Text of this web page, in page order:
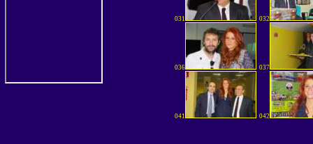
031 032
036 037
041 042